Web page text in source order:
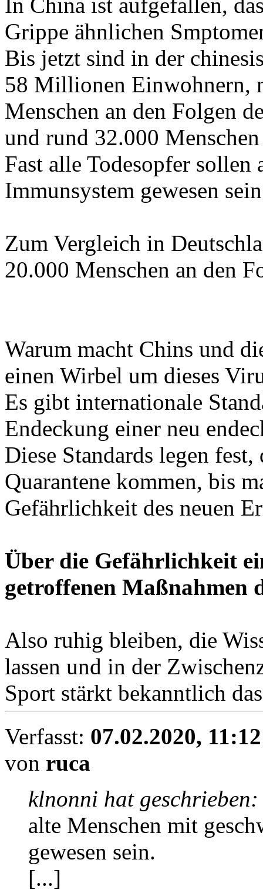
In China ist aufgefallen,
Grippe ähnlichen
Bis jetzt sind in der
58 Millionen Einwohnern,
Menschen an den Folgen
und rund 32.000
Fast alle Todesopfer sollen
Immunsystem gewesen
Zum Vergleich in
20.000 Menschen an den
Warum macht Chins und
einen Wirbel um dieses
Es gibt internationale
Endeckung einer neu
Diese Standards legen
Quarantene kommen, bis
Gefährlichkeit des neuen
Über die Gefährlichkeit
getroffenen Maßnahmen
Also ruhig bleiben, die
lassen und in der
Sport stärkt bekanntlich
Verfasst: 07.02.2020, 11:12
von ruca
klnonni hat geschrieben:
alte Menschen mit
gewesen sein.
[...]